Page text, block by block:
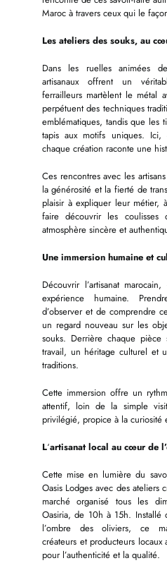
Maroc à travers ceux qui le
Les ateliers des souks, au
Dans les ruelles animées
artisanaux offrent un
ferrailleurs martèlent le métal
perpétuent des techniques
emblématiques, tandis que les
tapis aux motifs uniques.
chaque création raconte une
Ces rencontres avec les
la générosité et la fierté de
plaisir à expliquer leur métier,
faire découvrir les
atmosphère sincère et
Une immersion humaine et
Découvrir l’artisanat
expérience humaine.
d’observer et de comprendre
un regard nouveau sur les
souks. Derrière chaque
travail, un héritage culturel et
traditions.
Cette immersion offre un
attentif, loin de la simple
privilégié, propice à la curiosité
L‘artisanat local au cœur de
Cette mise en lumière du
Oasis Lodges avec des ateliers
marché organisé tous les
Oasiria, de 10h à 15h. Installé
l’ombre des oliviers, ce
créateurs et producteurs locaux
pour l’authenticité et la qualité.